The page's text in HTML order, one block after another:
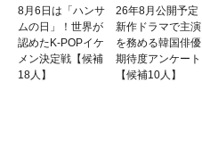
8月6日は「ハンサ
ムの日」！世界が
認めたK-POPイケ
メン決定戦【候補
18人】
26年8月公開予定
新作ドラマで主演
を務める韓国俳優
期待度アンケート
【候補10人】